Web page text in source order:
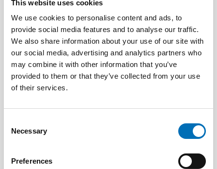
This website uses cookies
We use cookies to personalise content and ads, to
provide social media features and to analyse our traffic.
We also share information about your use of our site with
our social media, advertising and analytics partners who
may combine it with other information that you’ve
provided to them or that they’ve collected from your use
of their services.
Selection
Necessary
Preferences
DEAFBLINDNESS
1 Feb 2023
Tactile transition – experiences shared by